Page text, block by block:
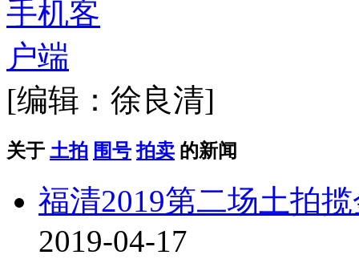
[编辑：徐良清]
关于 土拍 围号 拍卖 的新闻
福清2019第二场土拍
2019-04-17